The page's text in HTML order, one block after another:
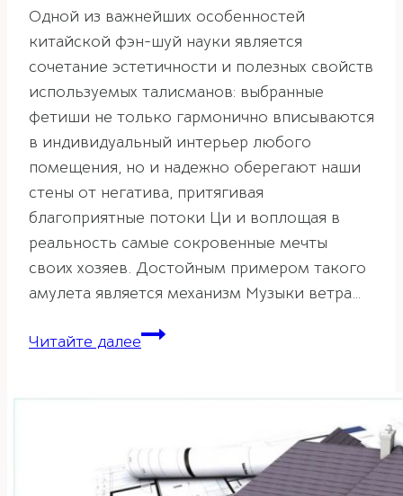
Одной из важнейших особенностей
китайской фэн-шуй науки является
сочетание эстетичности и полезных свойств
используемых талисманов: выбранные
фетиши не только гармонично вписываются
в индивидуальный интерьер любого
помещения, но и надежно оберегают наши
стены от негатива, притягивая
благоприятные потоки Ци и воплощая в
реальность самые сокровенные мечты
своих хозяев. Достойным примером такого
амулета является механизм Музыки ветра…
Читайте далееМузыка
талисман